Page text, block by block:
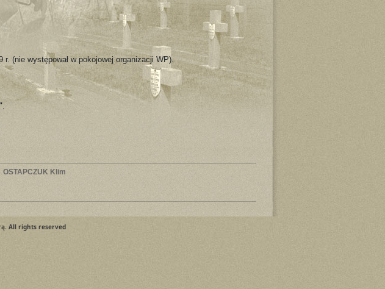
(nie występował w pokojowej organizacji WP).
OSTAPCZUK Klim
. All rights reserved